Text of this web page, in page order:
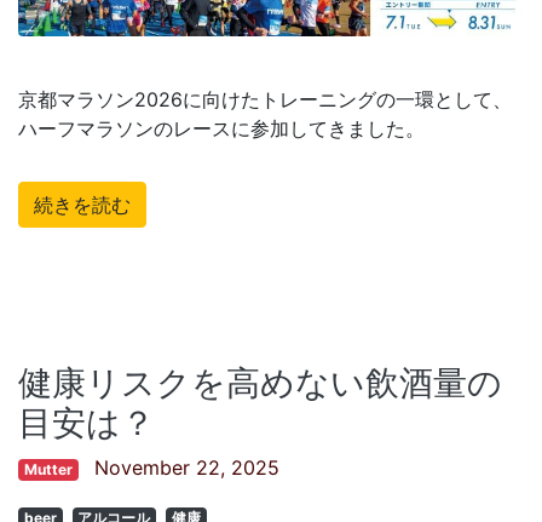
京都マラソン2026に向けたトレーニングの一環として、
ハーフマラソンのレースに参加してきました。
続きを読む
健康リスクを高めない飲酒量の
目安は？
Mutter November 22, 2025
beer アルコール 健康